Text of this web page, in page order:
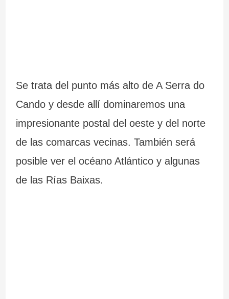
Se trata del punto más alto de A Serra do
Cando y desde allí dominaremos una
impresionante postal del oeste y del norte
de las comarcas vecinas. También será
posible ver el océano Atlántico y algunas
de las Rías Baixas.